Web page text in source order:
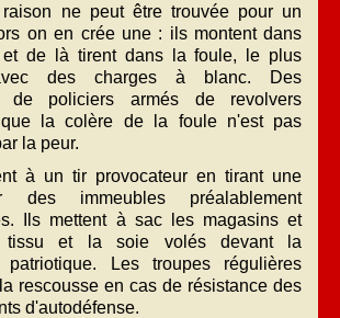
ne peut être trouvée pour un
on en crée une : ils montent dans
et de là tirent dans la foule, le plus
des charges à blanc. Des
de policiers armés de revolvers
que la colère de la foule n'est pas
la peur.
à un tir provocateur en tirant une
des immeubles préalablement
Ils mettent à sac les magasins et
tissu et la soie volés devant la
patriotique. Les troupes régulières
rescousse en cas de résistance des
d'autodéfense.